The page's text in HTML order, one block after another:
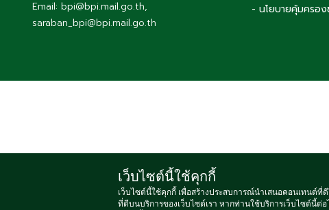
Email: bpi@bpi.mail.go.th,
saraban_bpi@bpi.mail.go.th
- นโยบายคุ้มครอ
Copyright ©
เว็บไซต์นี้ใช้คุกกี้
เว็บไซต์นี้ใช้คุกกี้ เพื่อสร้างประสบการณ์นำเสนอคอนเทนต์
ที่ดีบนบริการของเว็บไซต์เรา หากท่านใช้บริการเว็บไซต์นี้